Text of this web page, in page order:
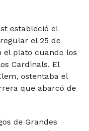
estableció el
el 25 de
el plato cuando los
Cardinals. El
ostentaba el
que abarcó de
de Grandes